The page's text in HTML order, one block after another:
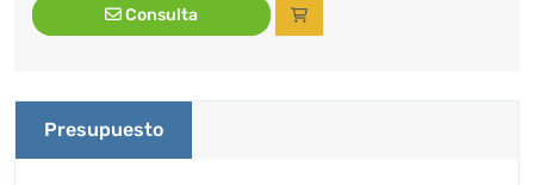
Consulta
Presupuesto